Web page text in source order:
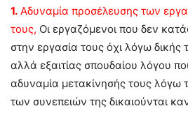
1. Αδυναμία προσέλευσης των
τους, Οι εργαζόμενοι που δεν
στην εργασία τους όχι λόγω δικής
αλλά εξαιτίας σπουδαίου λόγου
αδυναμία μετακίνησής τους λόγω
των συνεπειών της δικαιούνται